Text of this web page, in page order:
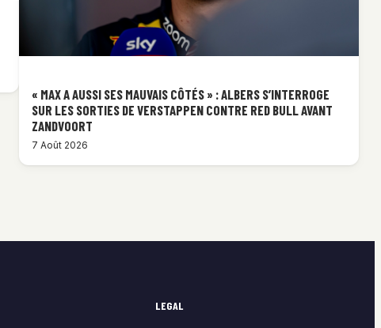
« MAX A AUSSI SES MAUVAIS CÔTÉS » : ALBERS S’INTERROGE
SUR LES SORTIES DE VERSTAPPEN CONTRE RED BULL AVANT
ZANDVOORT
7 Août 2026
LEGAL